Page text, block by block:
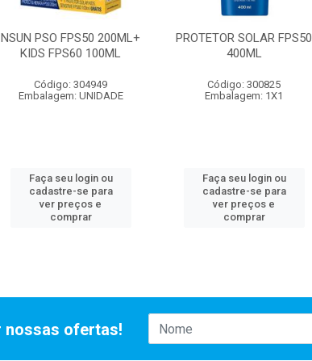
NSUN PSO FPS50 200ML+
KIDS FPS60 100ML
Código: 304949
Embalagem: UNIDADE
Faça seu login ou
cadastre-se para
ver preços e
comprar
PROTETOR SOLAR FPS50
400ML
Código: 300825
Embalagem: 1X1
Faça seu login ou
cadastre-se para
ver preços e
comprar
nossas ofertas!